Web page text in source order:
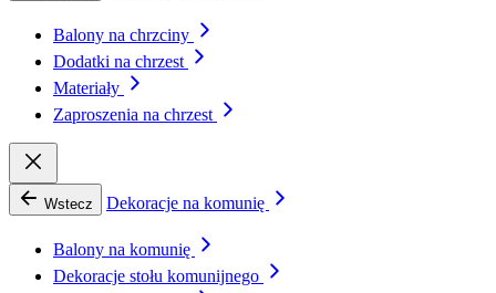
Balony na chrzciny
Dodatki na chrzest
Materiały
Zaproszenia na chrzest
Wstecz Dekoracje na komunię
Balony na komunię
Dekoracje stołu komunijnego